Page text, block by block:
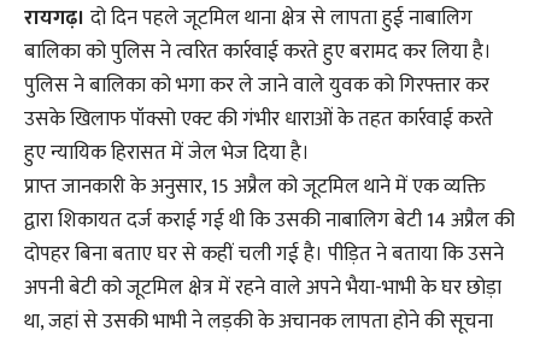
रायगढ़। दो दिन पहले जूटमिल थाना क्षेत्र से लापता हुई नाबालिग
बालिका को पुलिस ने त्वरित कार्रवाई करते हुए बरामद कर लिया है।
पुलिस ने बालिका को भगा कर ले जाने वाले युवक को गिरफ्तार कर
उसके खिलाफ पॉक्सो एक्ट की गंभीर धाराओं के तहत कार्रवाई करते
हुए न्यायिक हिरासत में जेल भेज दिया है।
प्राप्त जानकारी के अनुसार, 15 अप्रैल को जूटमिल थाने में एक व्यक्ति
द्वारा शिकायत दर्ज कराई गई थी कि उसकी नाबालिग बेटी 14 अप्रैल की
दोपहर बिना बताए घर से कहीं चली गई है। पीड़ित ने बताया कि उसने
अपनी बेटी को जूटमिल क्षेत्र में रहने वाले अपने भैया-भाभी के घर छोड़ा
था, जहां से उसकी भाभी ने लड़की के अचानक लापता होने की सूचना